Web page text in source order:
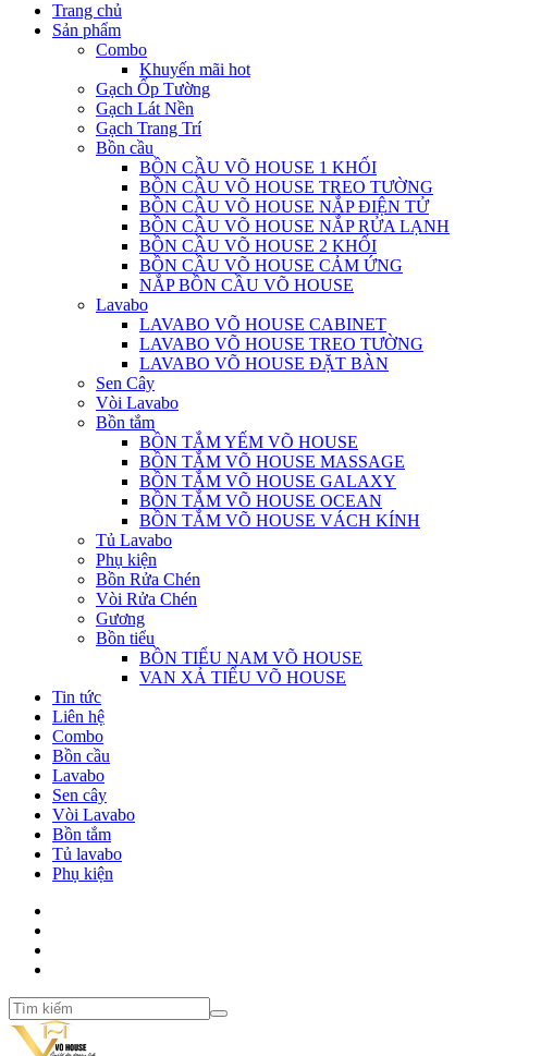
Trang chủ
Sản phẩm
Combo
Khuyến mãi hot
Gạch Ốp Tường
Gạch Lát Nền
Gạch Trang Trí
Bồn cầu
BỒN CẦU VÕ HOUSE 1 KHỐI
BỒN CẦU VÕ HOUSE TREO TƯỜNG
BỒN CẦU VÕ HOUSE NẮP ĐIỆN TỬ
BỒN CẦU VÕ HOUSE NẮP RỬA LẠNH
BỒN CẦU VÕ HOUSE 2 KHỐI
BỒN CẦU VÕ HOUSE CẢM ỨNG
NẮP BỒN CẦU VÕ HOUSE
Lavabo
LAVABO VÕ HOUSE CABINET
LAVABO VÕ HOUSE TREO TƯỜNG
LAVABO VÕ HOUSE ĐẶT BÀN
Sen Cây
Vòi Lavabo
Bồn tắm
BỒN TẮM YẾM VÕ HOUSE
BỒN TẮM VÕ HOUSE MASSAGE
BỒN TẮM VÕ HOUSE GALAXY
BỒN TẮM VÕ HOUSE OCEAN
BỒN TẮM VÕ HOUSE VÁCH KÍNH
Tủ Lavabo
Phụ kiện
Bồn Rửa Chén
Vòi Rửa Chén
Gương
Bồn tiểu
BỒN TIỂU NAM VÕ HOUSE
VAN XẢ TIỂU VÕ HOUSE
Tin tức
Liên hệ
Combo
Bồn cầu
Lavabo
Sen cây
Vòi Lavabo
Bồn tắm
Tủ lavabo
Phụ kiện